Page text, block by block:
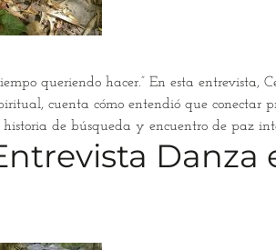
queriendo hacer.” En esta entrevista,
cuenta cómo entendió que conectar
de búsqueda y encuentro de paz
Danza